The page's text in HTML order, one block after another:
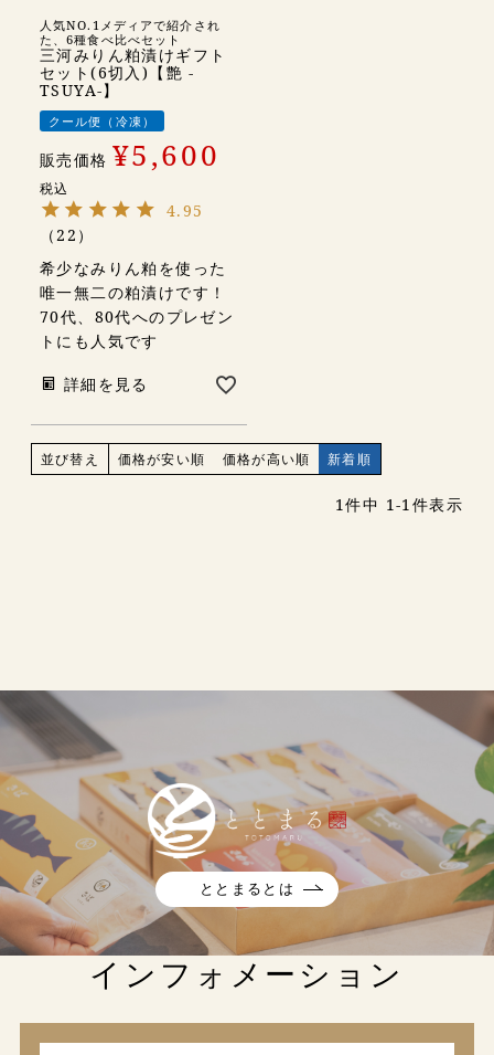
人気NO.1メディアで紹介され
た、6種食べ比べセット
三河みりん粕漬けギフト
セット(6切入)【艶 -
TSUYA-】
クール便（冷凍）
販売価格 ¥5,600
税込
4.95
（22 ）
希少なみりん粕を使った
唯一無二の粕漬けです！
70代、80代へのプレゼン
トにも人気です
詳細を見る
並び替え 価格が安い順 価格が高い順 新着順
1件中 1-1件表示
ととまるとは
インフォメーション